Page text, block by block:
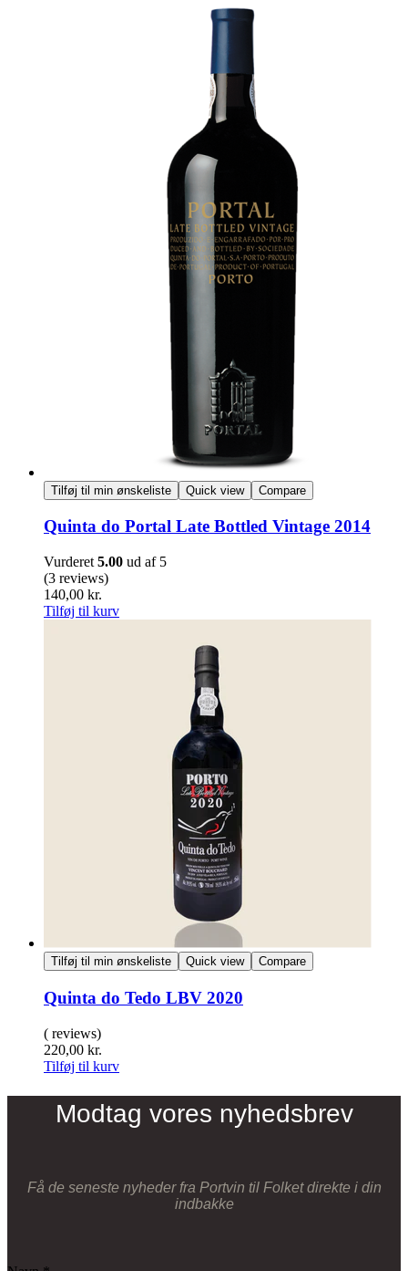
Tilføj til min ønskeliste Quick view Compare
Quinta do Portal Late Bottled Vintage 2014
Vurderet 5.00 ud af 5
(3 reviews)
140,00 kr.
Tilføj til kurv
Tilføj til min ønskeliste Quick view Compare
Quinta do Tedo LBV 2020
( reviews)
220,00 kr.
Tilføj til kurv
Modtag vores nyhedsbrev
Få de seneste nyheder fra Portvin til Folket direkte i din
indbakke